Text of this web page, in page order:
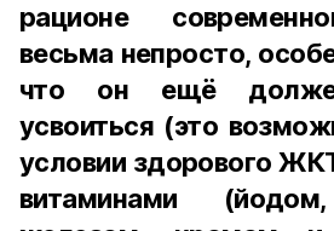
рационе
весьма непросто,
что он ещё
усвоиться (это
условии здорового
витаминами